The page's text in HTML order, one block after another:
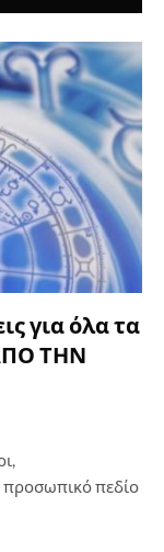
για όλα τα
ΤΗΝ
προσωπικό πεδίο